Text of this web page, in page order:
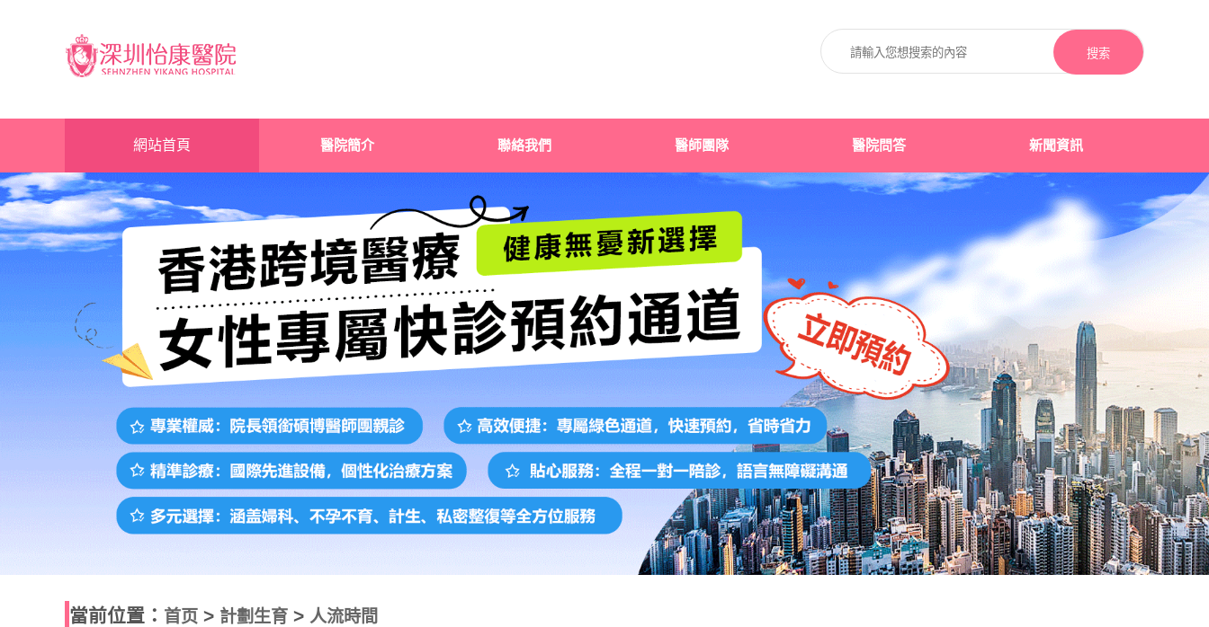
搜索
網站首頁 醫院簡介 聯絡我們 醫師團隊 醫院問答 新聞資訊
當前位置： 首页 > 計劃生育 > 人流時間